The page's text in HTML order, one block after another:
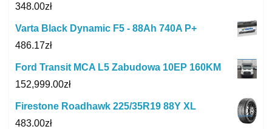
348.00zł
Varta Black Dynamic F5 - 88Ah 740A P+
486.17zł
Ford Transit MCA L5 Zabudowa 10EP 160KM
152,999.00zł
Firestone Roadhawk 225/35R19 88Y XL
483.00zł